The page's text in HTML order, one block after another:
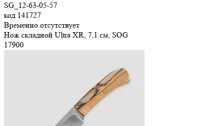
SG_12-63-05-57
код 141727
Временно отсутствует
Нож складной Ultra XR, 7,1 см, SOG
17900